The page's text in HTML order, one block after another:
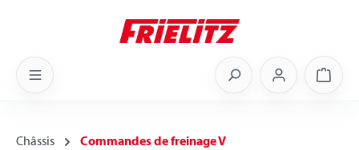
Châssis Commandes de freinage V